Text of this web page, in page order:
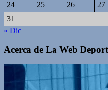
24
25 26 27
31
« Dic
Acerca de La Web